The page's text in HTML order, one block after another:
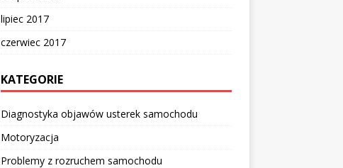
lipiec 2017
czerwiec 2017
KATEGORIE
Diagnostyka objawów usterek samochodu
Motoryzacja
Problemy z rozruchem samochodu